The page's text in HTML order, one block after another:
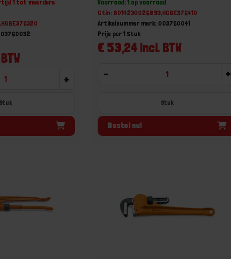
1 tot meerdere
+
Stuk
Voorraad: 1 op voorraad
Gtin: 8014230026893,HGBE376410
Artikelnummer merk: 003760041
€ 53,24 incl. BTW
Prijs per 1 Stuk
- +
Stuk
Bestel nu!